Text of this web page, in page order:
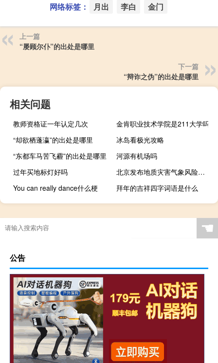
网络标签： 月出 李白 金门
上一篇
“屡顾尔仆”的出处是哪里
下一篇
“辩诈之伪”的出处是哪里
相关问题
教师资格证一年认定几次
金肯职业技术学院是211大学吗
“却欲栖蓬瀛”的出处是哪里
冰岛看极光攻略
“东都车马苦飞霾”的出处是哪里
河源有机场吗
过年买地标灯好吗
北京发布地质灾害气象风险黄色预警
You can really dance什么梗
拜年的吉祥四字词语是什么
☚
公告